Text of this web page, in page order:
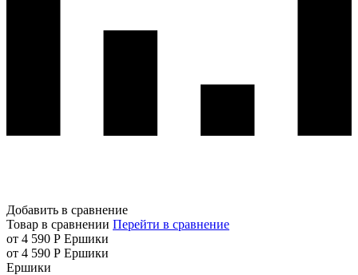
Добавить в сравнение
Товар в сравнении Перейти в сравнение
от 4 590 Р Ершики
от 4 590 Р Ершики
Ершики